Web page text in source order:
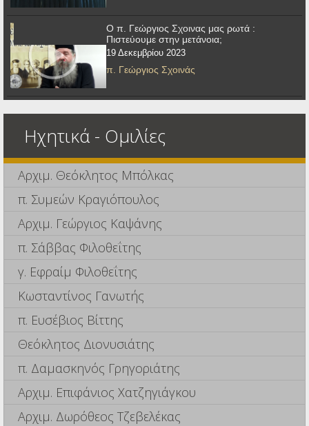
Ο π. Γεώργιος Σχοινας μας ρωτά :
Πιστεύουμε στην μετάνοια;
19 Δεκεμβρίου 2023
π. Γεώργιος Σχοινάς
Ηχητικά - Ομιλίες
Αρχιμ. Θεόκλητος Μπόλκας
π. Συμεών Κραγιόπουλος
Αρχιμ. Γεώργιος Καψάνης
π. Σάββας Φιλοθεΐτης
γ. Εφραίμ Φιλοθεΐτης
Κωσταντίνος Γανωτής
π. Ευσέβιος Βίττης
Θεόκλητος Διονυσιάτης
π. Δαμασκηνός Γρηγοριάτης
Αρχιμ. Επιφάνιος Χατζηγιάγκου
Αρχιμ. Δωρόθεος Τζεβελέκας